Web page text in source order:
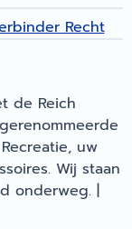
Recht
de Reich
uw
Wij staan
onderweg. |